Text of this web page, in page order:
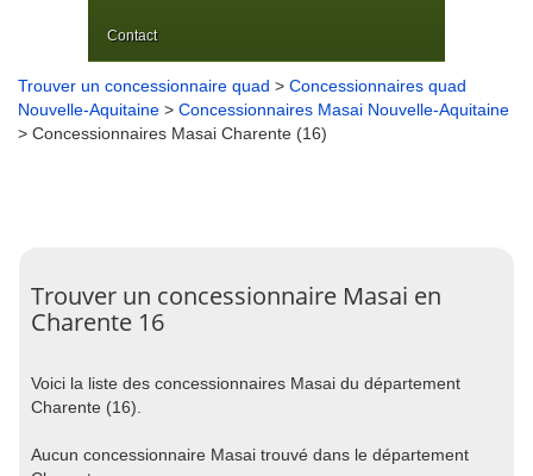
Contact
Trouver un concessionnaire quad > Concessionnaires quad
Nouvelle-Aquitaine > Concessionnaires Masai Nouvelle-Aquitaine
> Concessionnaires Masai Charente (16)
Trouver un concessionnaire Masai en
Charente 16
Voici la liste des concessionnaires Masai du département
Charente (16).
Aucun concessionnaire Masai trouvé dans le département